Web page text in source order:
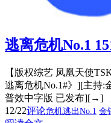
逃离危机No.1
【版权综艺 凤凰天使
逃离危机No.1#》][主持:
普效中字版 已发布][→]
12/22评论危机逃出No.1 金